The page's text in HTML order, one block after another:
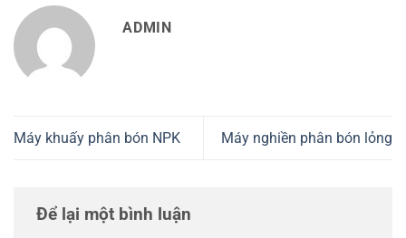
ADMIN
Máy khuấy phân bón NPK Máy nghiền phân bón lỏng
Để lại một bình luận